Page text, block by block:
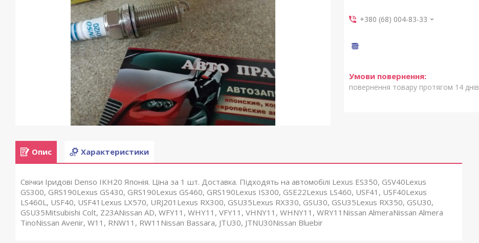
+380 (68) 004-83-33
повернення товару протягом 14 днів
Опис Характеристики
Свічки Іридові Denso IKH20 Японія. Ціна за 1 шт. Доставка. Підходять на автомобілі Lexus ES350, GSV40Lexus
GS300, GRS190Lexus GS430, GRS190Lexus GS460, GRS190Lexus IS300, GSE22Lexus LS460, USF41, USF40Lexus
LS460L, USF40, USF41Lexus LX570, URJ201Lexus RX300, GSU35Lexus RX330, GSU30, GSU35Lexus RX350, GSU30,
GSU35Mitsubishi Colt, Z23ANissan AD, WFY11, WHY11, VFY11, VHNY11, WHNY11, WRY11Nissan AlmeraNissan Almera
TinoNissan Avenir, W11, RNW11, RW11Nissan Bassara, JTU30, JTNU30Nissan Bluebir